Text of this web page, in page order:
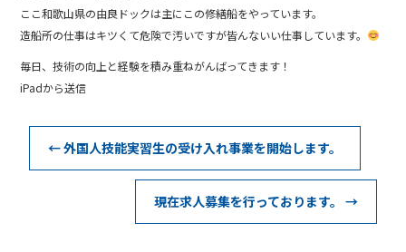
ここ和歌山県の由良ドックは主にこの修繕船をやっています。
造船所の仕事はキツくて危険で汚いですが皆んないい仕事しています。
毎日、技術の向上と経験を積み重ねがんばってきます！
iPadから送信
←外国人技能実習生の受け入れ事業を開始します。
現在求人募集を行っております。 →